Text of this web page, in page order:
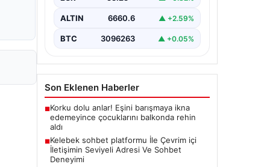
bir biçimde bağlantı oluşturması
etmektedir. Halen…
ALTIN 6660.6 ▲ +2.59%
BTC 3096263 ▲ +0.05%
Son Eklenen Haberler
■Korku dolu anlar! Eşini barışmaya ikna
edemeyince çocuklarını balkonda rehin
aldı
■Kelebek sohbet platformu İle Çevrim içi
İletişimin Seviyeli Adresi Ve Sohbet
Deneyimi